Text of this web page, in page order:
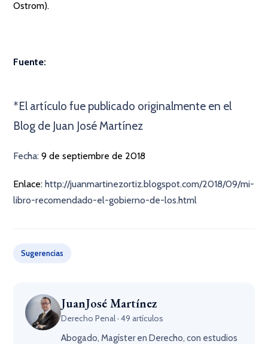
Ostrom).
Fuente:
*El artículo fue publicado originalmente en el
Blog de Juan José Martínez
Fecha:9 de septiembre de 2018
Enlace:http://juanmartinezortiz.blogspot.com/2018/09/mi-
libro-recomendado-el-gobierno-de-los.html
Sugerencias
JuanJosé Martínez
Derecho Penal · 49 artículos
Abogado, Magíster en Derecho, con estudios